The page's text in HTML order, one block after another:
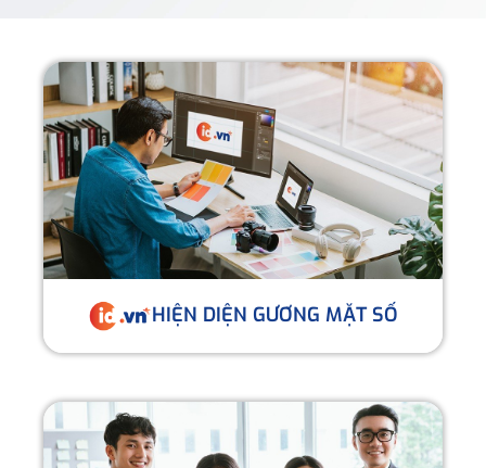
HIỆN DIỆN GƯƠNG MẶT SỐ